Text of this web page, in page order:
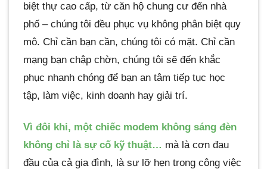
biệt thự cao cấp, từ căn hộ chung cư đến nhà
phố – chúng tôi đều phục vụ không phân biệt quy
mô. Chỉ cần bạn cần, chúng tôi có mặt. Chỉ cần
mạng bạn chập chờn, chúng tôi sẽ đến khắc
phục nhanh chóng để bạn an tâm tiếp tục học
tập, làm việc, kinh doanh hay giải trí.
Vì đôi khi, một chiếc modem không sáng đèn
không chỉ là sự cố kỹ thuật… mà là cơn đau
đầu của cả gia đình, là sự lỡ hẹn trong công việc